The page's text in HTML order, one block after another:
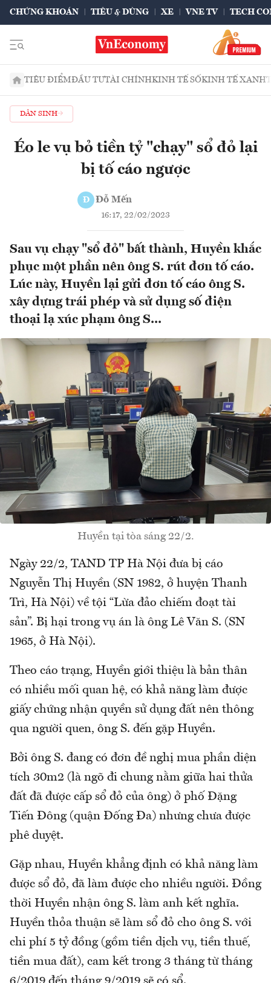
CHỨNG KHOÁN TIÊU & DÙNG XE VNE TV TECH
TIÊU ĐIỂMĐẦU TƯTÀI CHÍNHKINH TẾ SỐKINH TẾ XANH
DÂN SINH
Éo le vụ bỏ tiền tỷ "chạy" sổ đỏ lại
bị tố cáo ngược
Đ Đỗ Mến
16:17, 22/02/2023
Sau vụ chạy "sổ đỏ" bất thành, Huyền khắc
phục một phần nên ông S. rút đơn tố cáo.
Lúc này, Huyền lại gửi đơn tố cáo ông S.
xây dựng trái phép và sử dụng số điện
thoại lạ xúc phạm ông S...
Huyền tại tòa sáng 22/2.
Ngày 22/2, TAND TP Hà Nội đưa bị cáo
Nguyễn Thị Huyền (SN 1982, ở huyện Thanh
Trì, Hà Nội) về tội “Lừa đảo chiếm đoạt tài
sản”. Bị hại trong vụ án là ông Lê Văn S. (SN
1965, ở Hà Nội).
Theo cáo trạng, Huyền giới thiệu là bản thân
có nhiều mối quan hệ, có khả năng làm được
giấy chứng nhận quyền sử dụng đất nên thông
qua người quen, ông S. đến gặp Huyền.
Bởi ông S. đang có đơn đề nghị mua phần diện
tích 30m2 (là ngõ đi chung nằm giữa hai thửa
đất đã được cấp sổ đỏ của ông) ở phố Đặng
Tiến Đông (quận Đống Đa) nhưng chưa được
phê duyệt.
Gặp nhau, Huyền khẳng định có khả năng làm
được sổ đỏ, đã làm được cho nhiều người. Đồng
thời Huyền nhận ông S. làm anh kết nghĩa.
Huyền thỏa thuận sẽ làm sổ đỏ cho ông S. với
chi phí 5 tỷ đồng (gồm tiền dịch vụ, tiền thuế,
tiền mua đất), cam kết trong 3 tháng từ tháng